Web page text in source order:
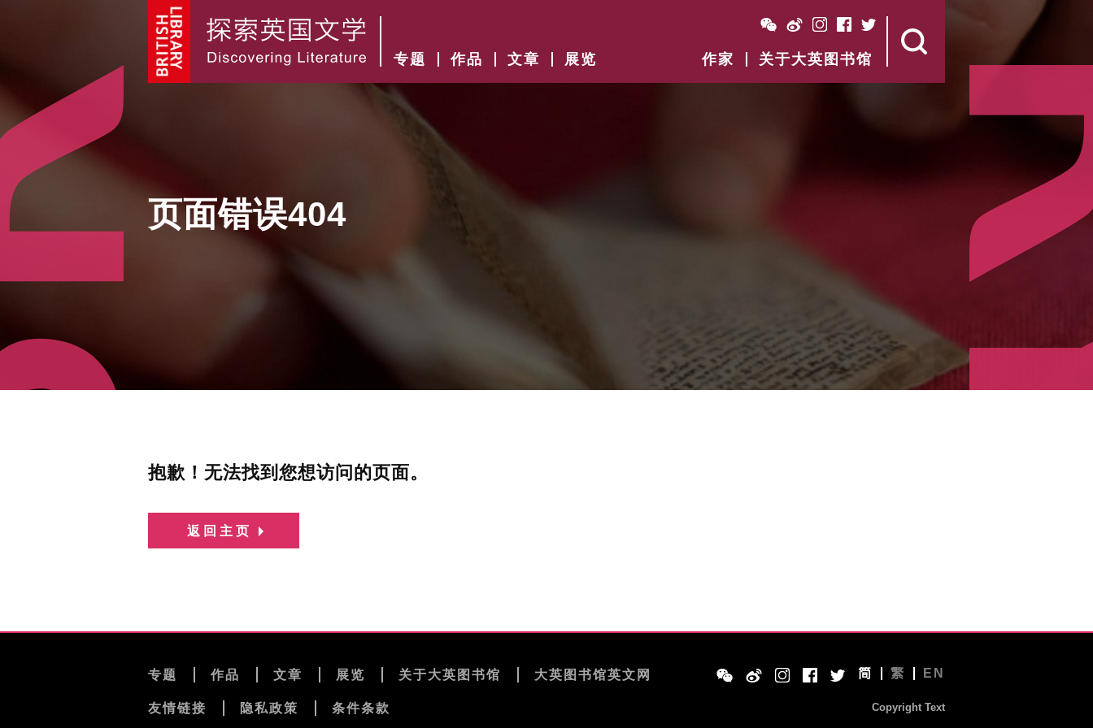
专题 作品 文章 展览 作家 关于大英图书馆
页面错误404
抱歉！无法找到您想访问的页面。
返回主页
专题 作品 文章 展览 关于大英图书馆 大英图书馆英文网
友情链接 隐私政策 条件条款
简 繁 EN
Copyright Text